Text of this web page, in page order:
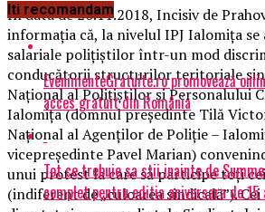
În data de 20.11.2018, Incisiv de
informația că, la nivelul IPJ Ialomița
salariale polițiștilor într-un mod
conducătorii structurilor teritoriale
Național al Polițiștilor și Personalului
Ialomița (domnul președinte Tilă
Național al Agenților de Poliție –
vicepreședinte Pavel Marian)
unui protest la care să participe toți
(indiferent de „culoarea sindicală”).
Iti recomandam
EvenimenteGratuite.ro promovează
acces gratuit din România
Tot ce trebuie sa stii inainte de
complet pentru editia aniversara de 15